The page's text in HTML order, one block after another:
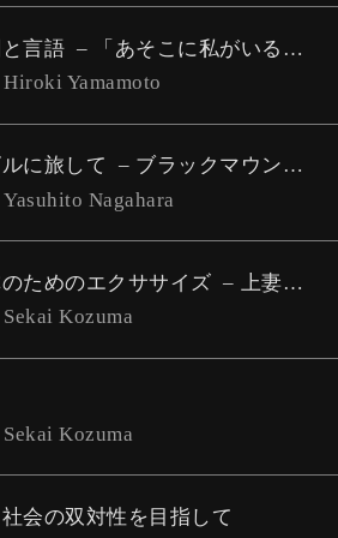
言語
「あそこに私がいる」で編まれた共同体の設計にむけて
Yamamoto
に旅して
ブラックマウンテンカレッジ考 #1
Nagahara
ためのエクササイズ
上妻世海『制作へ』解題インタビュー
Kozuma
Kozuma
会の双対性を目指して